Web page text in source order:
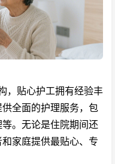
贴心护工拥有经验丰
全面的护理服务，包
。无论是住院期间还
家庭提供最贴心、专